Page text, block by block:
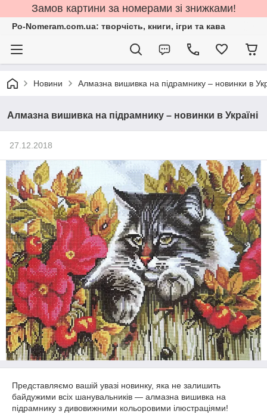
Замов картини за номерами зі знижками!
Po-Nomeram.com.ua: творчість, книги, ігри та кава
Новини Алмазна вишивка на підрамнику – новинки в
Алмазна вишивка на підрамнику – новинки в Україні
27.12.2018
Представляємо вашій увазі новинку, яка не залишить
байдужими всіх шанувальників — алмазна вишивка на
підрамнику з дивовижними кольоровими ілюстраціями!